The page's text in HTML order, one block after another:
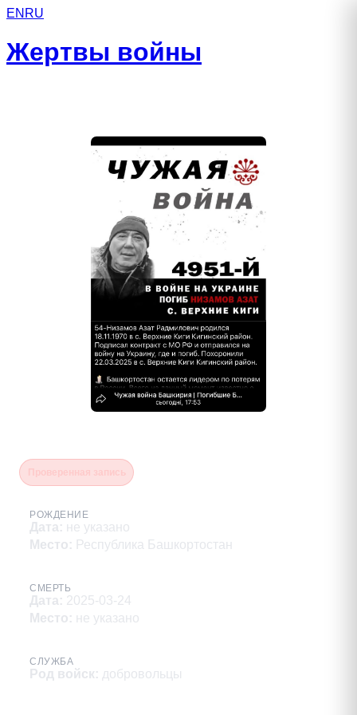
EN RU
Жертвы войны
РОЖДЕНИЕ
Дата: не указано
Место: Республика Башкортостан
СМЕРТЬ
Дата: 2025-03-24
Место: не указано
СЛУЖБА
Род войск: добровольцы